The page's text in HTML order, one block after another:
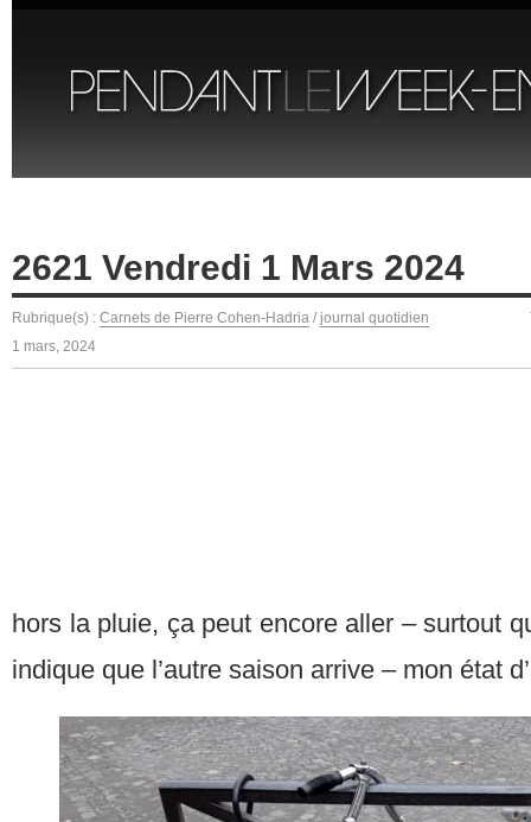
2621 Vendredi 1 Mars 2024
Rubrique(s) : Carnets de Pierre Cohen-Hadria / journal quotidien
1 mars, 2024
hors la pluie, ça peut encore aller – surtout
indique que l’autre saison arrive – mon état